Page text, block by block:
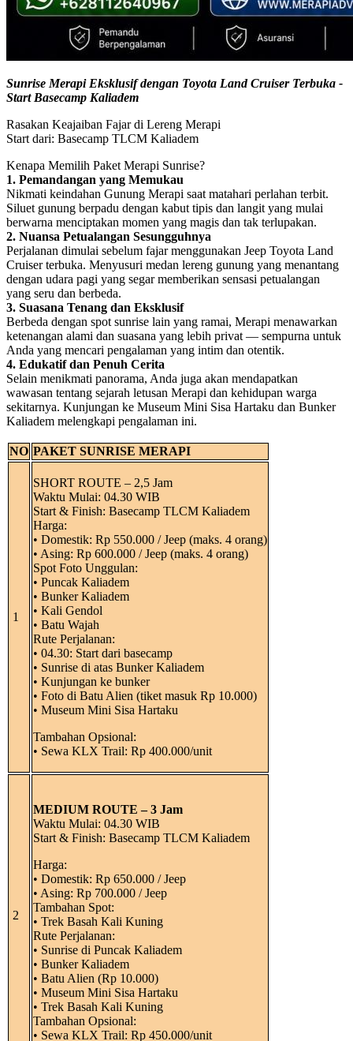
Sunrise Merapi Eksklusif dengan Toyota Land Cruiser Terbuka -
Start Basecamp Kaliadem
Rasakan Keajaiban Fajar di Lereng Merapi
Start dari: Basecamp TLCM Kaliadem
Kenapa Memilih Paket Merapi Sunrise?
1. Pemandangan yang Memukau
Nikmati keindahan Gunung Merapi saat matahari perlahan terbit.
Siluet gunung berpadu dengan kabut tipis dan langit yang mulai
berwarna menciptakan momen yang magis dan tak terlupakan.
2. Nuansa Petualangan Sesungguhnya
Perjalanan dimulai sebelum fajar menggunakan Jeep Toyota Land
Cruiser terbuka. Menyusuri medan lereng gunung yang menantang
dengan udara pagi yang segar memberikan sensasi petualangan
yang seru dan berbeda.
3. Suasana Tenang dan Eksklusif
Berbeda dengan spot sunrise lain yang ramai, Merapi menawarkan
ketenangan alami dan suasana yang lebih privat — sempurna untuk
Anda yang mencari pengalaman yang intim dan otentik.
4. Edukatif dan Penuh Cerita
Selain menikmati panorama, Anda juga akan mendapatkan
wawasan tentang sejarah letusan Merapi dan kehidupan warga
sekitarnya. Kunjungan ke Museum Mini Sisa Hartaku dan Bunker
Kaliadem melengkapi pengalaman ini.
NO PAKET SUNRISE MERAPI
1
SHORT ROUTE – 2,5 Jam
Waktu Mulai: 04.30 WIB
Start & Finish: Basecamp TLCM Kaliadem
Harga:
• Domestik: Rp 550.000 / Jeep (maks. 4 orang)
• Asing: Rp 600.000 / Jeep (maks. 4 orang)
Spot Foto Unggulan:
• Puncak Kaliadem
• Bunker Kaliadem
• Kali Gendol
• Batu Wajah
Rute Perjalanan:
• 04.30: Start dari basecamp
• Sunrise di atas Bunker Kaliadem
• Kunjungan ke bunker
• Foto di Batu Alien (tiket masuk Rp 10.000)
• Museum Mini Sisa Hartaku
Tambahan Opsional:
• Sewa KLX Trail: Rp 400.000/unit
2
MEDIUM ROUTE – 3 Jam
Waktu Mulai: 04.30 WIB
Start & Finish: Basecamp TLCM Kaliadem
Harga:
• Domestik: Rp 650.000 / Jeep
• Asing: Rp 700.000 / Jeep
Tambahan Spot:
• Trek Basah Kali Kuning
Rute Perjalanan:
• Sunrise di Puncak Kaliadem
• Bunker Kaliadem
• Batu Alien (Rp 10.000)
• Museum Mini Sisa Hartaku
• Trek Basah Kali Kuning
Tambahan Opsional:
• Sewa KLX Trail: Rp 450.000/unit